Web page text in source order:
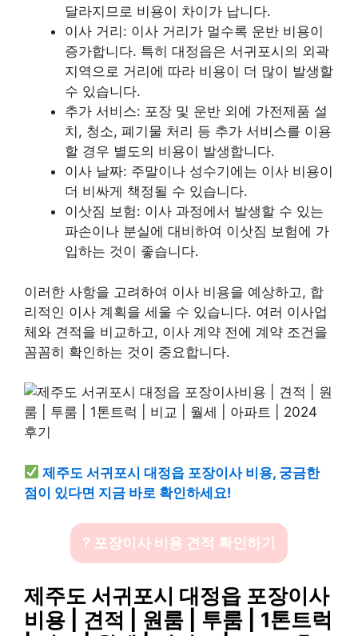
달라지므로 비용이 차이가 납니다.
이사 거리: 이사 거리가 멀수록 운반 비용이
증가합니다. 특히 대정읍은 서귀포시의 외곽
지역으로 거리에 따라 비용이 더 많이 발생할
수 있습니다.
추가 서비스: 포장 및 운반 외에 가전제품 설
치, 청소, 폐기물 처리 등 추가 서비스를 이용
할 경우 별도의 비용이 발생합니다.
이사 날짜: 주말이나 성수기에는 이사 비용이
더 비싸게 책정될 수 있습니다.
이삿짐 보험: 이사 과정에서 발생할 수 있는
파손이나 분실에 대비하여 이삿짐 보험에 가
입하는 것이 좋습니다.
이러한 사항을 고려하여 이사 비용을 예상하고, 합
리적인 이사 계획을 세울 수 있습니다. 여러 이사업
체와 견적을 비교하고, 이사 계약 전에 계약 조건을
꼼꼼히 확인하는 것이 중요합니다.
제주도 서귀포시 대정읍 포장이사 비용, 궁금한
점이 있다면 지금 바로 확인하세요!
? 포장이사 비용 견적 확인하기
제주도 서귀포시 대정읍 포장이사
비용 | 견적 | 원룸 | 투룸 | 1톤트럭